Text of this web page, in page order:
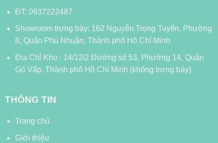
ĐT: 0937222487
Showroom trưng bày: 162 Nguyễn Trọng Tuyển, Phường
8, Quận Phú Nhuận, Thành phố Hồ Chí Minh
Địa Chỉ Kho : 14/12/2 Đường số 53, Phường 14, Quận
Gò Vấp, Thành phố Hồ Chí Minh (không trưng bày)
THÔNG TIN
Trang chủ
Giới thiệu